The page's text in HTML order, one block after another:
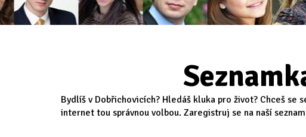
Bydlíš v Dobřichovicích? Hledáš kluka pro život? Chceš
internet tou správnou volbou. Zaregistruj se na naší